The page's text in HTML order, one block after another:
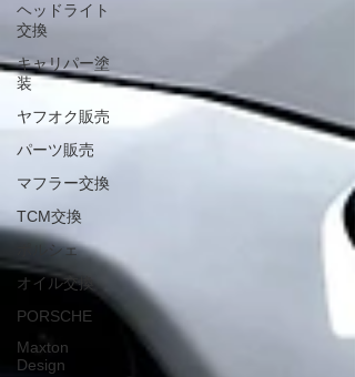
ヘッドライト
交換
キャリパー塗
装
ヤフオク販売
パーツ販売
マフラー交換
TCM交換
ポルシェ
オイル交換
PORSCHE
Maxton
Design